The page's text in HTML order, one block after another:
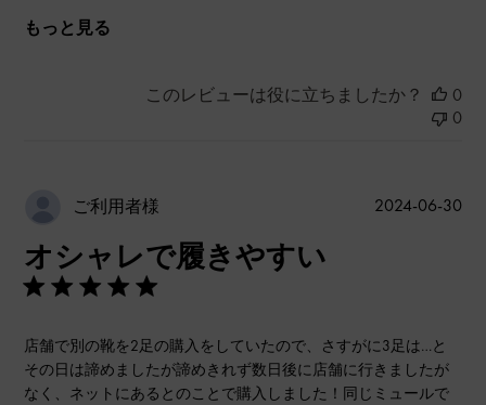
もっと見る
このレビューは役に立ちましたか？
0
0
ご利用者様
オシャレで履きやすい
店舗で別の靴を2足の購入をしていたので、さすがに3足は…と
その日は諦めましたが諦めきれず数日後に店舗に行きましたが
なく、ネットにあるとのことで購入しました！同じミュールで
公
2024-06-30